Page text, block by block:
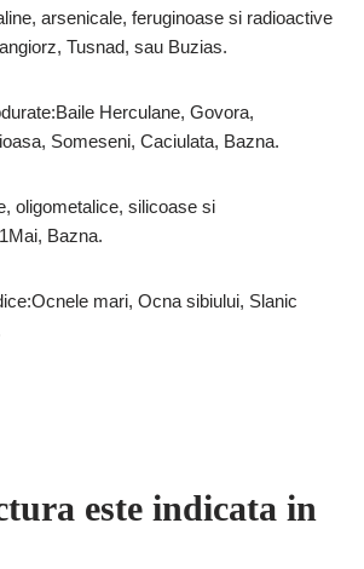
arsenicale, feruginoase si radioactive
Tusnad, sau Buzias.
Herculane, Govora,
Someseni, Caciulata, Bazna.
oligometalice, silicoase si
Bazna.
mari, Ocna sibiului, Slanic
este indicata in